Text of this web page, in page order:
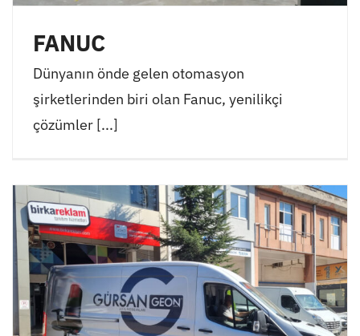
FANUC
Dünyanın önde gelen otomasyon
şirketlerinden biri olan Fanuc, yenilikçi
çözümler [...]